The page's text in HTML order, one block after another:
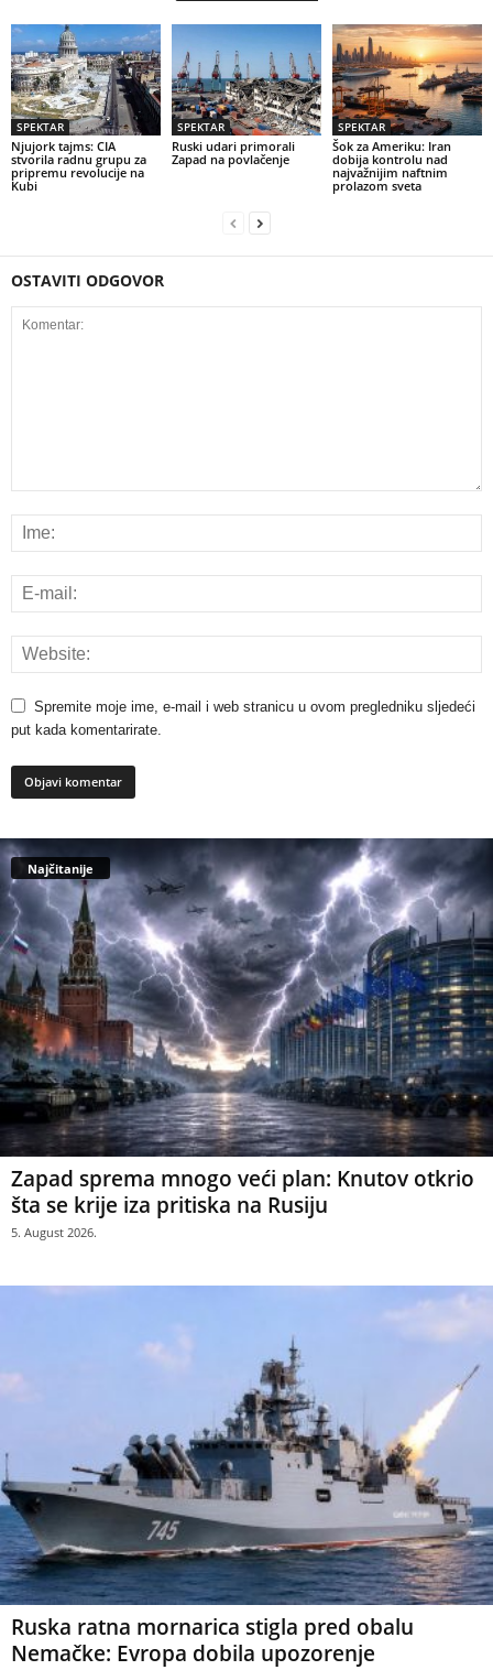
SPEKTAR
Njujork tajms: CIA
stvorila radnu grupu za
pripremu revolucije na
Kubi
SPEKTAR
Ruski udari primorali
Zapad na povlačenje
SPEKTAR
Šok za Ameriku: Iran
dobija kontrolu nad
najvažnijim naftnim
prolazom sveta
OSTAVITI ODGOVOR
Spremite moje ime, e-mail i web stranicu u ovom pregledniku sljedeći
put kada komentarirate.
Najčitanije
Zapad sprema mnogo veći plan: Knutov otkrio
šta se krije iza pritiska na Rusiju
5. August 2026.
Ruska ratna mornarica stigla pred obalu
Nemačke: Evropa dobila upozorenje